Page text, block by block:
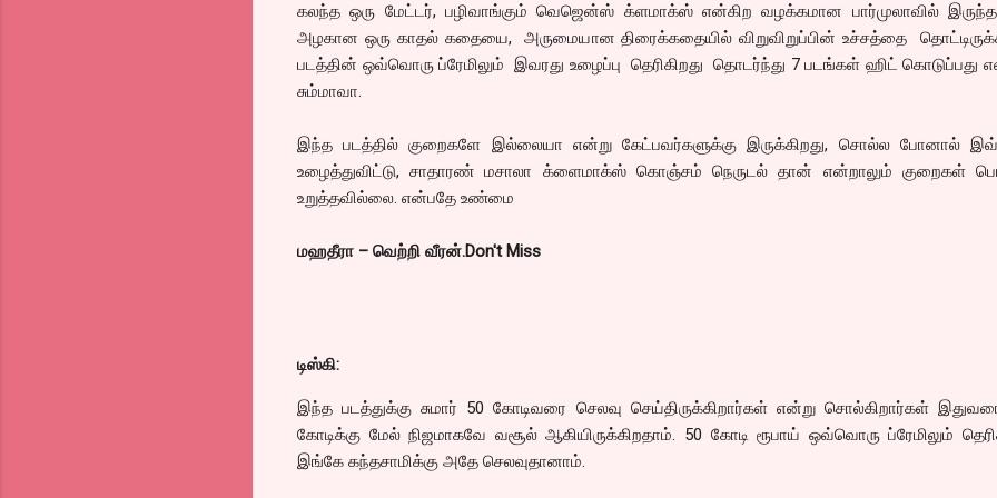
கலந்த ஒரு மேட்டர், பழிவாங்கும் வெஜென்ஸ் க்ளமாக்ஸ் என்கிற வழக்கமான பார்முலாவில்
அழகான ஒரு காதல் கதையை, அருமையான திரைக்கதையில் விறுவிறுப்பின் உச்சத்தை
படத்தின் ஒவ்வொரு ப்ரேமிலும் இவரது உழைப்பு தெரிகிறது தொடர்ந்து 7 படங்கள் ஹிட் கொடுப்பது
சும்மாவா.
இந்த படத்தில் குறைகளே இல்லையா என்று கேட்பவர்களுக்கு இருக்கிறது, சொல்ல போனால்
உழைத்துவிட்டு, சாதாரண் மசாலா க்ளைமாக்ஸ் கொஞ்சம் நெருடல் தான் என்றாலும் குறைகள்
உறுத்தவில்லை. என்பதே உண்மை
மஹதீரா – வெற்றி வீரன்.Don't Miss
டிஸ்கி:
இந்த படத்துக்கு சுமார் 50 கோடிவரை செலவு செய்திருக்கிறார்கள் என்று சொல்கிறார்கள்
கோடிக்கு மேல் நிஜமாகவே வசூல் ஆகியிருக்கிறதாம். 50 கோடி ரூபாய் ஒவ்வொரு ப்ரேமிலும்
இங்கே கந்தசாமிக்கு அதே செலவுதானாம்.